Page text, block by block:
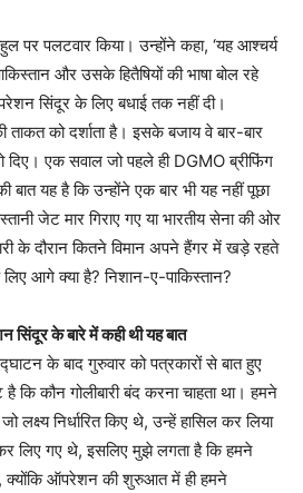
पर पलटवार किया। उन्होंने कहा, ‘यह आश्चर्य
और उसके हितैषियों की भाषा बोल रहे
सिंदूर के लिए बधाई तक नहीं दी।
को दर्शाता है। इसके बजाय वे बार-बार
एक सवाल जो पहले ही DGMO ब्रीफिंग
बात यह है कि उन्होंने एक बार भी यह नहीं पूछा
जेट मार गिराए गए या भारतीय सेना की ओर
के दौरान कितने विमान अपने हैंगर में खड़े रहते
आगे क्या है? निशान-ए-पाकिस्तान?
के बारे में कही थी यह बात
के बाद गुरुवार को पत्रकारों से बात हुए
कि कौन गोलीबारी बंद करना चाहता था। हमने
निर्धारित किए थे, उन्हें हासिल कर लिया
लिए गए थे, इसलिए मुझे लगता है कि हमने
ऑपरेशन की शुरुआत में ही हमने